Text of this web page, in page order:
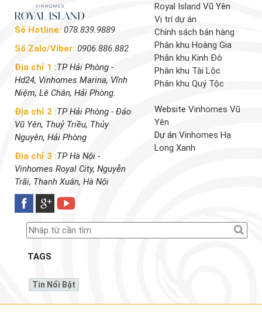
Số Hotline: 078.839.9889
Số Zalo/Viber: 0906.886.882
Địa chỉ 1 :TP Hải Phòng -
Hd24, Vinhomes Marina, Vĩnh
Niệm, Lê Chân, Hải Phòng.
Địa chỉ 2 :TP Hải Phòng - Đảo
Vũ Yên, Thuỷ Triều, Thủy
Nguyên, Hải Phòng
Địa chỉ 3 :TP Hà Nội -
Vinhomes Royal City, Nguyễn
Trãi, Thanh Xuân, Hà Nội
Royal Island Vũ Yên
Vị trí dự án
Chính sách bán hàng
Phân khu Hoàng Gia
Phân khu Kinh Đô
Phân khu Tài Lộc
Phân khu Quý Tộc
Website Vinhomes Vũ
Yên
Dự án Vinhomes Hạ
Long Xanh
TAGS
Tin Nổi Bật